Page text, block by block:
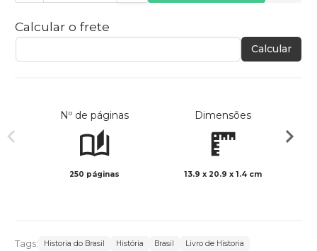
Calcular o frete
Calcular
Nº de páginas
250 páginas
Dimensões
13.9 x 20.9 x 1.4 cm
Tags: Historia do Brasil História Brasil Livro de Historia